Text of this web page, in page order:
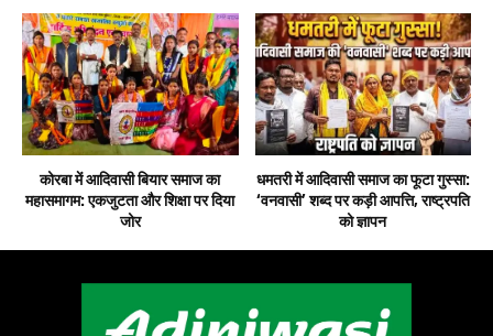
कोरबा में आदिवासी बियार समाज का
महासमागम: एकजुटता और शिक्षा पर दिया
जोर
धमतरी में आदिवासी समाज का फूटा गुस्सा:
‘वनवासी’ शब्द पर कड़ी आपत्ति, राष्ट्रपति
को ज्ञापन